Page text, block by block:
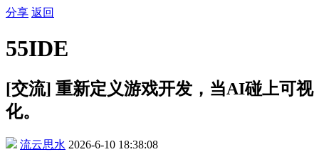
分享 返回
55IDE
[交流] 重新定义游戏开发，当AI碰上可视
化。
流云思水 2026-6-10 18:38:08